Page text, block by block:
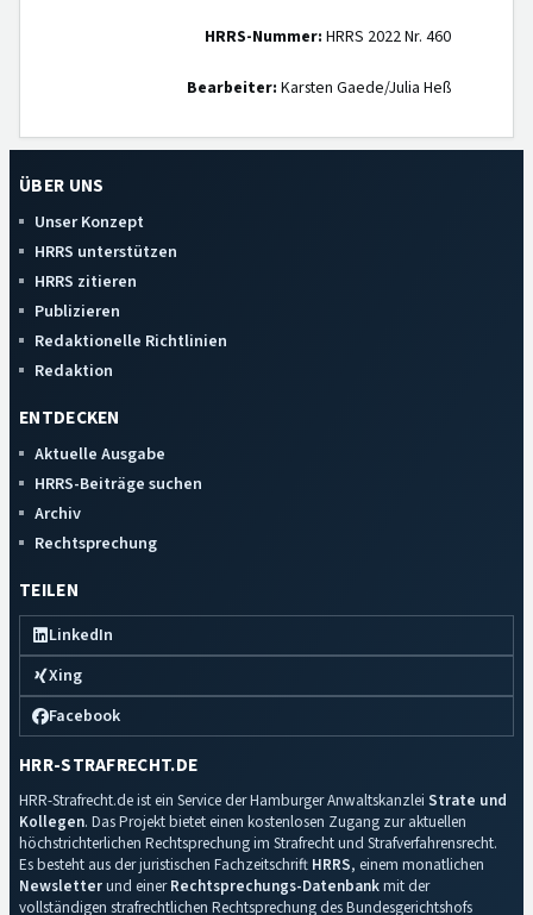
HRRS-Nummer: HRRS 2022 Nr. 460
Bearbeiter: Karsten Gaede/Julia Heß
ÜBER UNS
Unser Konzept
HRRS unterstützen
HRRS zitieren
Publizieren
Redaktionelle Richtlinien
Redaktion
ENTDECKEN
Aktuelle Ausgabe
HRRS-Beiträge suchen
Archiv
Rechtsprechung
TEILEN
LinkedIn
Xing
Facebook
HRR-STRAFRECHT.DE
HRR-Strafrecht.de ist ein Service der Hamburger Anwaltskanzlei Strate und
Kollegen. Das Projekt bietet einen kostenlosen Zugang zur aktuellen
höchstrichterlichen Rechtsprechung im Strafrecht und Strafverfahrensrecht.
Es besteht aus der juristischen Fachzeitschrift HRRS, einem monatlichen
Newsletterund einerRechtsprechungs-Datenbankmit der
vollständigen strafrechtlichen Rechtsprechung des Bundesgerichtshofs